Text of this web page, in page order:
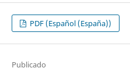
PDF (Español (España))
Publicado